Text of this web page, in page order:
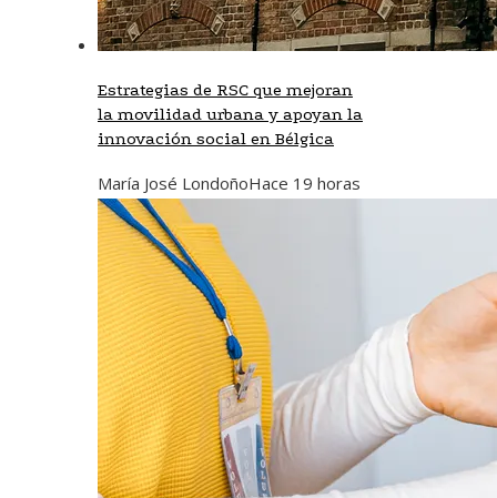
Estrategias de RSC que mejoran
la movilidad urbana y apoyan la
innovación social en Bélgica
María José LondoñoHace 19 horas